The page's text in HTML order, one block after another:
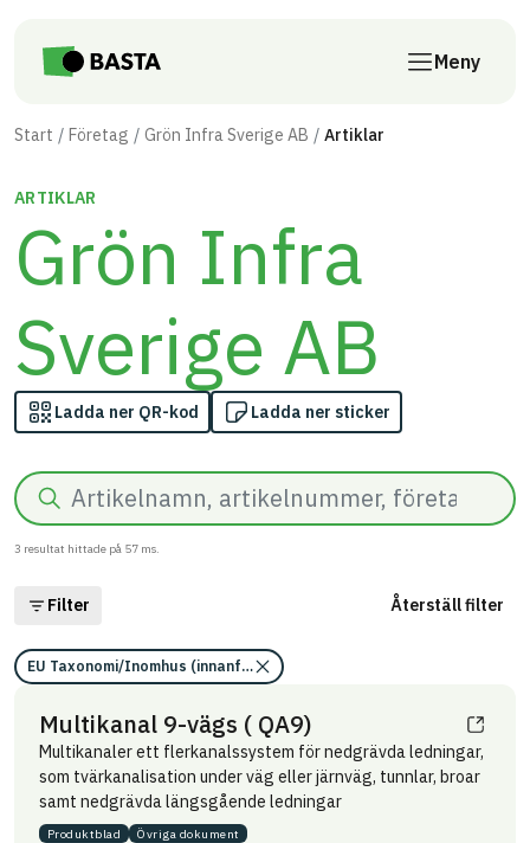
Meny
Start Företag Grön Infra Sverige AB Artiklar
ARTIKLAR
Grön Infra
Sverige AB
Ladda ner QR-kod Ladda ner sticker
Sök
3 resultat hittade på 57 ms.
Filter Återställ filter
EU Taxonomi/Inomhus (innanför ångspärr)/Omfattas inte av kraven
Multikanal 9-vägs ( QA9)
Multikanaler ett flerkanalssystem för nedgrävda ledningar,
som tvärkanalisation under väg eller järnväg, tunnlar, broar
samt nedgrävda längsgående ledningar
Produktblad
Övriga dokument